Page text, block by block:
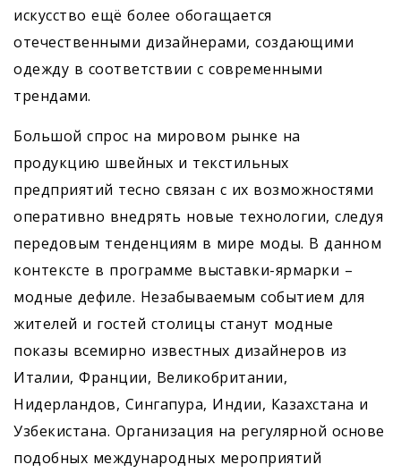
искусство ещё более обогащается
отечественными дизайнерами, создающими
одежду в соответствии с современными
трендами.
Большой спрос на мировом рынке на
продукцию швейных и текстильных
предприятий тесно связан с их возможностями
оперативно внедрять новые технологии, следуя
передовым тенденциям в мире моды. В данном
контексте в программе выставки-ярмарки –
модные дефиле. Незабываемым событием для
жителей и гостей столицы станут модные
показы всемирно известных дизайнеров из
Италии, Франции, Великобритании,
Нидерландов, Сингапура, Индии, Казахстана и
Узбекистана. Организация на регулярной основе
подобных международных мероприя­тий